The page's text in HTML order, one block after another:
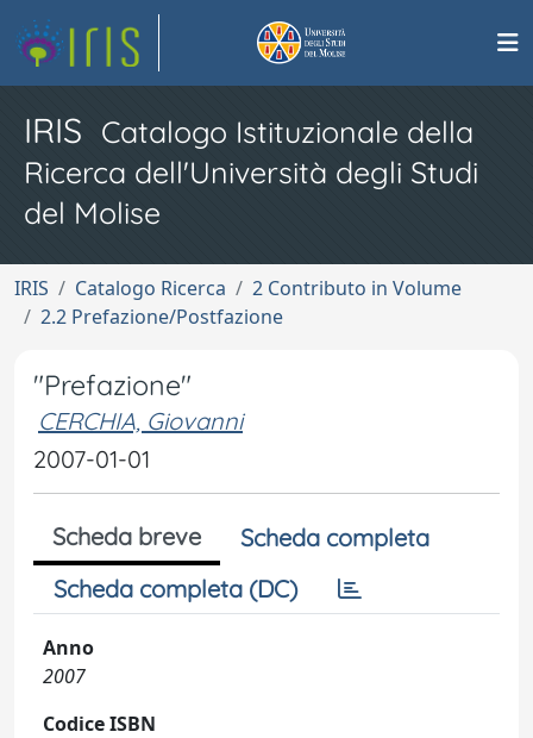
IRIS Catalogo Istituzionale della
Ricerca dell'Università degli Studi
del Molise
IRIS Catalogo Ricerca
2 Contributo in Volume
2.2 Prefazione/Postfazione
"Prefazione"
CERCHIA, Giovanni
2007-01-01
Scheda breve
Scheda completa
Scheda completa (DC)
Anno
2007
Codice ISBN